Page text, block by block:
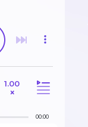
1.00
×
00:00